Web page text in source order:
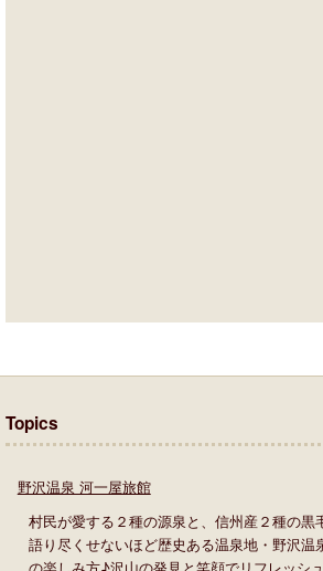
Topics
野沢温泉 河一屋旅館
村民が愛する２種の源泉と、信州産２種の黒
語り尽くせないほど歴史ある温泉地・野沢温